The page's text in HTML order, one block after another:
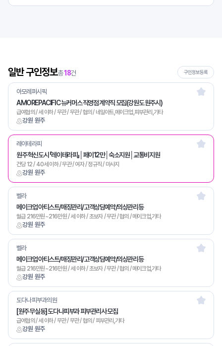
일반 구인정보총18건 구인정보등록
강원 원주
아모레퍼시픽
AMOREPACIFIC 뉴커머스 직영점 계약직 모집(강원도 원주시)
급여협의 / 세 이하 / 무관 / 무관 / 협의 / 네일아트,메이크업,피부관리,기타
강원 원주
레이테라피
원주 혁신도시 「레이테라피」│페이12만│숙소지원│교통비지원
건당 12 / 40세 이하 / 무관 / 여자 / 정규직 / 마사지
강원 원주
벨라
메이크업 아티스트/매장관리/고객상담예약/의상관리등
월급 216만원~216만원 / 세 이하 / 초보자 / 무관 / 협의 / 메이크업,기타
강원 원주
벨라
메이크업 아티스트/매장관리/고객상담예약/의상관리등
월급 216만원~216만원 / 세 이하 / 초보자 / 무관 / 협의 / 메이크업,기타
강원 원주
도다나피부과의원
[원주 무실동] 도다나피부과 피부관리사 모집
급여협의 / 세 이하 / 무관 / 무관 / 협의 / 피부관리,기타